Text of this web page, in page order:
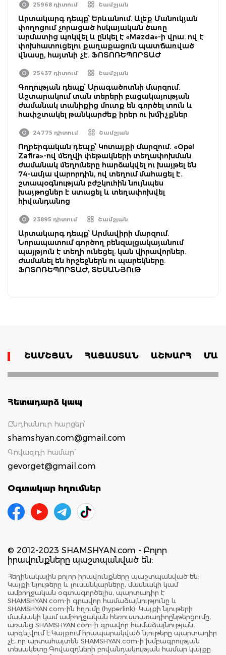
25968 դիտում Շամշյան
Արտակարգ դեպք՝ Երևանում. Ալեք Մանուկյան
փողոցում չորացած հսկայական ծառը
արմատից պոկվել և ընկել է «Mazda»-ի վրա. ով է
փոխհատուցելու քաղաքացուն պատճառված
վնասը, հայտնի չէ. ՖՈՏՈՌԵՊՈՐՏԱԺ
25437 դիտում Շամշյան
Գողության դեպք՝ Արագածոտնի մարզում․
Աշտարակում տան տերերի բացակայության
ժամանակ տանիքից մուտք են գործել տուն և
հափշտակել թանկարժեք իրեր ու խմիչքներ
24775 դիտում Շամշյան
Ողբերգական դեպք՝ Կոտայքի մարզում․ «Opel
Zafira»-ով մեղվի փեթակների տեղափոխման
ժամանակ մեղուները հարձակվել ու խայթել են
74-ամյա վարորդին, ով տեղում մահացել է․
շտապօգնության բժշկուհին նույնպես
խայթոցներ է ստացել և տեղափոխվել
հիվանդանոց
23895 դիտում Շամշյան
Արտակարգ դեպք՝ Արմավիրի մարզում.
Նորապատում գործող բենզալցակայանում
պայթյուն է տեղի ունեցել. կան վիրավորներ.
ժամանել են հրշեջներն ու պարեկները.
ՖՈՏՈՌԵՊՈՐՏԱԺ, ՏԵՍԱՆՅՈւԹ
ՇԱՄՇՅԱՆ ՀԱՅԱՍՏԱՆ ԱՇԽԱՐՀ
Հետադարձ կապ
Ընդհանուր հարցեր՝
shamshyan.com@gmail.com
Գովազդի համար`
gevorget@gmail.com
Օգտակար հղումներ
© 2012-2023 SHAMSHYAN.com - Բոլոր
իրավունքները պաշտպանված են:
Հեղինակային բոլոր իրավունքները պաշտպանված են:
Կայքի նյութերը և լուսանկարները, մասնակի կամ
ամբողջական օգտագործելիս, պարտադիր է
SHAMSHYAN.com-ի գրավոր համաձայնությունը և
SHAMSHYAN.com-ին հղումը (hyperlink): Կայքի նյութերի
մասնակի կամ ամբողջական հեռուստառադիոընթերցումը,
առանց SHAMSHYAN.com-ի գրավոր համաձայնության,
արգելվում է:Կայքում հրապարակված նյութերը պարտադիր
չէ, որ արտահայտեն SHAMSHYAN.com-ի խմբագրության
տեսակետը:Գովազդների բովանդակության համար կայքը